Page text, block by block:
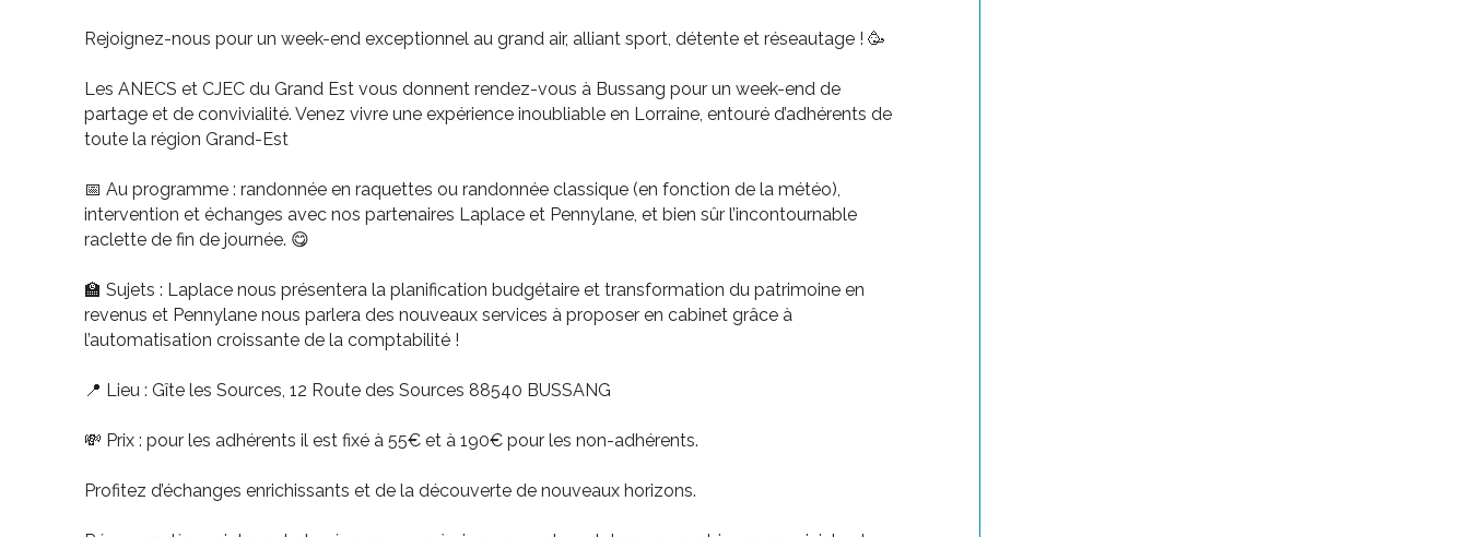
Rejoignez-nous pour un week-end exceptionnel au grand air, alliant sport, détente et réseautage ! 🥳
Les ANECS et CJEC du Grand Est vous donnent rendez-vous à Bussang pour un week-end de
partage et de convivialité. Venez vivre une expérience inoubliable en Lorraine, entouré d’adhérents de
toute la région Grand-Est
📅 Au programme : randonnée en raquettes ou randonnée classique (en fonction de la météo),
intervention et échanges avec nos partenaires Laplace et Pennylane, et bien sûr l’incontournable
raclette de fin de journée. 😋
🏫 Sujets : Laplace nous présentera la planification budgétaire et transformation du patrimoine en
revenus et Pennylane nous parlera des nouveaux services à proposer en cabinet grâce à
l’automatisation croissante de la comptabilité !
📍 Lieu : Gîte les Sources, 12 Route des Sources 88540 BUSSANG
💸 Prix : pour les adhérents il est fixé à 55€ et à 190€ pour les non-adhérents.
Profitez d’échanges enrichissants et de la découverte de nouveaux horizons.